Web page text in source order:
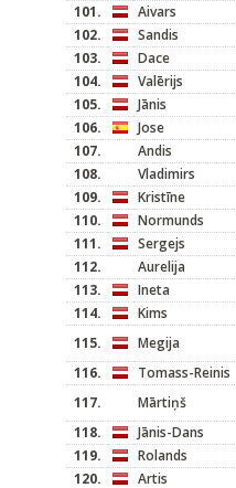
101.
Aivars
102.
Sandis
103.
Dace
104.
Valērijs
105.
Jānis
106.
Jose
107.
Andis
108.
Vladimirs
109.
Kristīne
110.
Normunds
111.
Sergejs
112.
Aurelija
113.
Ineta
114.
Kims
115.
Megija
116.
Tomass-Reinis
117.
Mārtiņš
118.
Jānis-Dans
119.
Rolands
120.
Artis